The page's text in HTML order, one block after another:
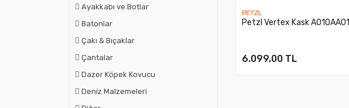
Ayakkabı ve Botlar
Batonlar
Çakı & Bıçaklar
Çantalar
Dazer Köpek Kovucu
Deniz Malzemeleri
PETZL
Petzl Vertex Kask A010AA01
6.099,00 TL